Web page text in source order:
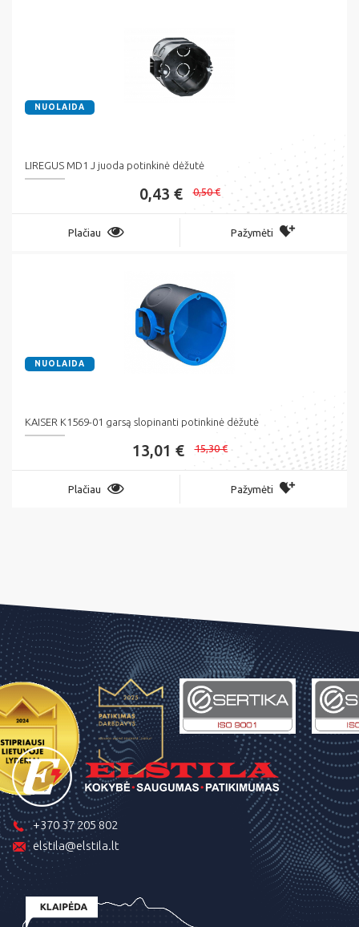
NUOLAIDA
LIREGUS MD1 J juoda potinkinė dėžutė
0,43 € 0,50 €
Plačiau Pažymėti
NUOLAIDA
KAISER K1569-01 garsą slopinanti potinkinė dėžutė
13,01 € 15,30 €
Plačiau Pažymėti
+370 37 205 802
elstila@elstila.lt